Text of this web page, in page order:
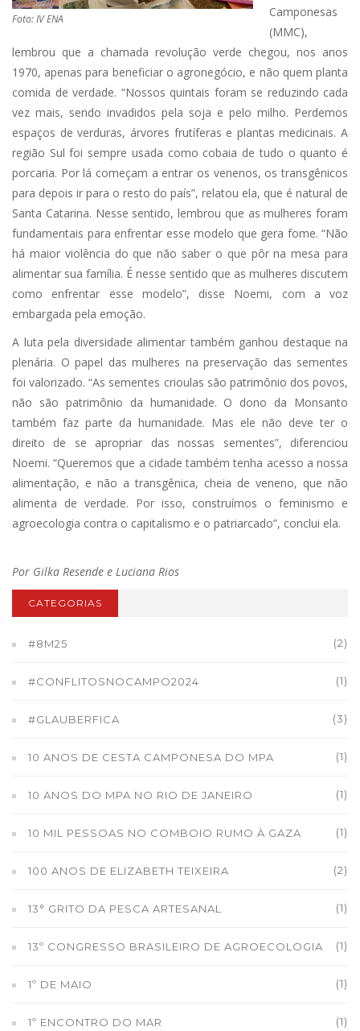
Foto: IV ENA
Camponesas
(MMC),
lembrou que a chamada revolução verde chegou, nos anos
1970, apenas para beneficiar o agronegócio, e não quem planta
comida de verdade. “Nossos quintais foram se reduzindo cada
vez mais, sendo invadidos pela soja e pelo milho. Perdemos
espaços de verduras, árvores frutíferas e plantas medicinais. A
região Sul foi sempre usada como cobaia de tudo o quanto é
porcaria. Por lá começam a entrar os venenos, os transgênicos
para depois ir para o resto do país”, relatou ela, que é natural de
Santa Catarina. Nesse sentido, lembrou que as mulheres foram
fundamentais para enfrentar esse modelo que gera fome. “Não
há maior violência do que não saber o que pôr na mesa para
alimentar sua família. É nesse sentido que as mulheres discutem
como enfrentar esse modelo”, disse Noemi, com a voz
embargada pela emoção.
A luta pela diversidade alimentar também ganhou destaque na
plenária. O papel das mulheres na preservação das sementes
foi valorizado. “As sementes crioulas são patrimônio dos povos,
não são patrimônio da humanidade. O dono da Monsanto
também faz parte da humanidade. Mas ele não deve ter o
direito de se apropriar das nossas sementes”, diferenciou
Noemi. “Queremos que a cidade também tenha acesso a nossa
alimentação, e não a transgênica, cheia de veneno, que não
alimenta de verdade. Por isso, construímos o feminismo e
agroecologia contra o capitalismo e o patriarcado”, conclui ela.
Por Gilka Resende e Luciana Rios
CATEGORIAS
#8M25 (2)
#CONFLITOSNOCAMPO2024 (1)
#GLAUBERFICA (3)
10 ANOS DE CESTA CAMPONESA DO MPA (1)
10 ANOS DO MPA NO RIO DE JANEIRO (1)
10 MIL PESSOAS NO COMBOIO RUMO À GAZA (1)
100 ANOS DE ELIZABETH TEIXEIRA (2)
13° GRITO DA PESCA ARTESANAL (1)
13º CONGRESSO BRASILEIRO DE AGROECOLOGIA (1)
1º DE MAIO (1)
1º ENCONTRO DO MAR (1)